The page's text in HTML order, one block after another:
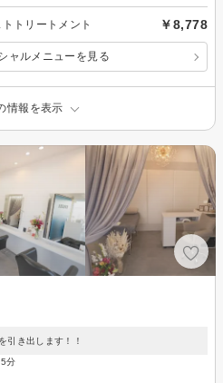
トリートメント ￥8,778
ャルメニューを見る
情報を表示
引き出します！！
分